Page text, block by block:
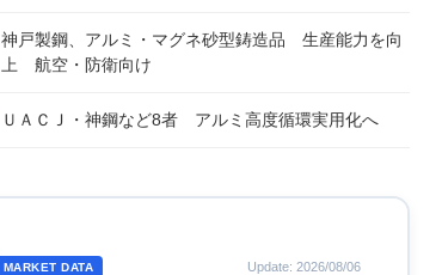
神戸製鋼、アルミ・マグネ砂型鋳造品 生産能力を向
上 航空・防衛向け
ＵＡＣＪ・神鋼など8者 アルミ高度循環実用化へ
MARKET DATA Update: 2026/08/06